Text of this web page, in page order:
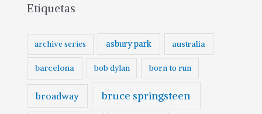
Etiquetas
archive series asbury park australia
barcelona bob dylan born to run
broadway bruce springsteen